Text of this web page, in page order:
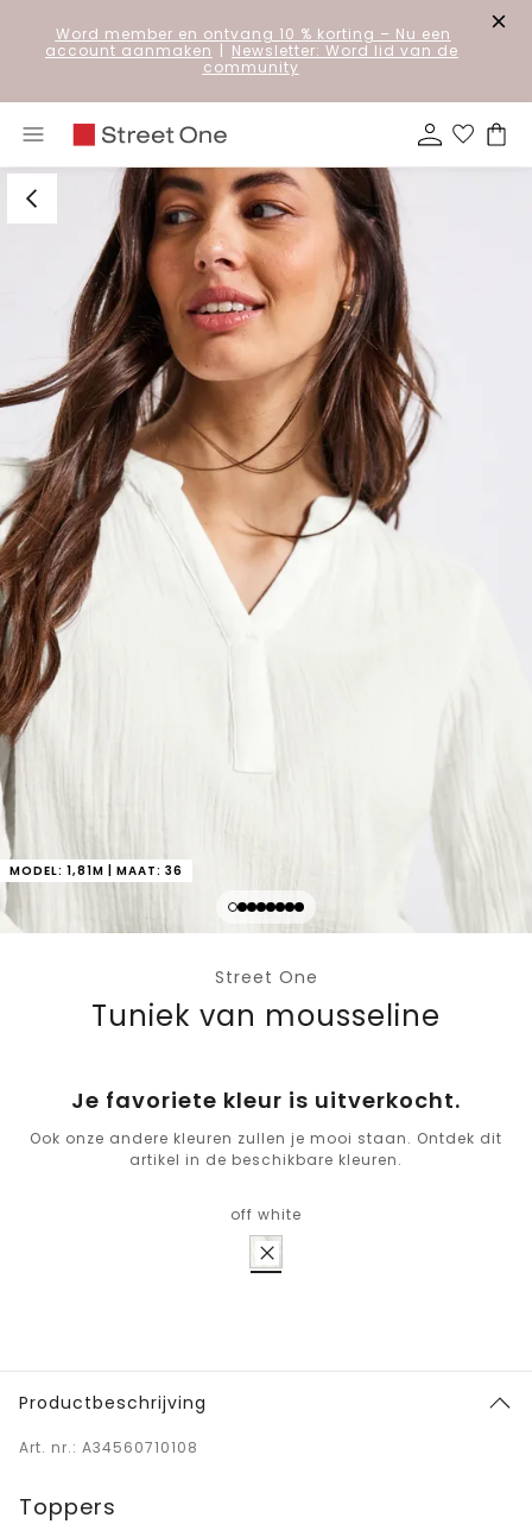
Word member en ontvang 10 % korting – Nu een
account aanmaken | Newsletter: Word lid van de
community
MODEL: 1,81M | MAAT: 36
Street One
Tuniek van mousseline
Je favoriete kleur is uitverkocht.
Ook onze andere kleuren zullen je mooi staan. Ontdek dit
artikel in de beschikbare kleuren.
off white
Productbeschrijving
Art. nr.: A34560710108
Toppers